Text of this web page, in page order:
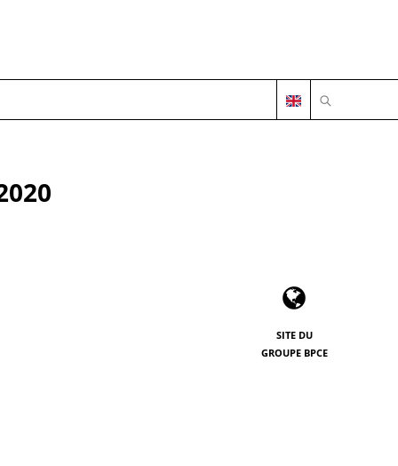
OUVRIR LA
SITE DU
GROUPE BPCE